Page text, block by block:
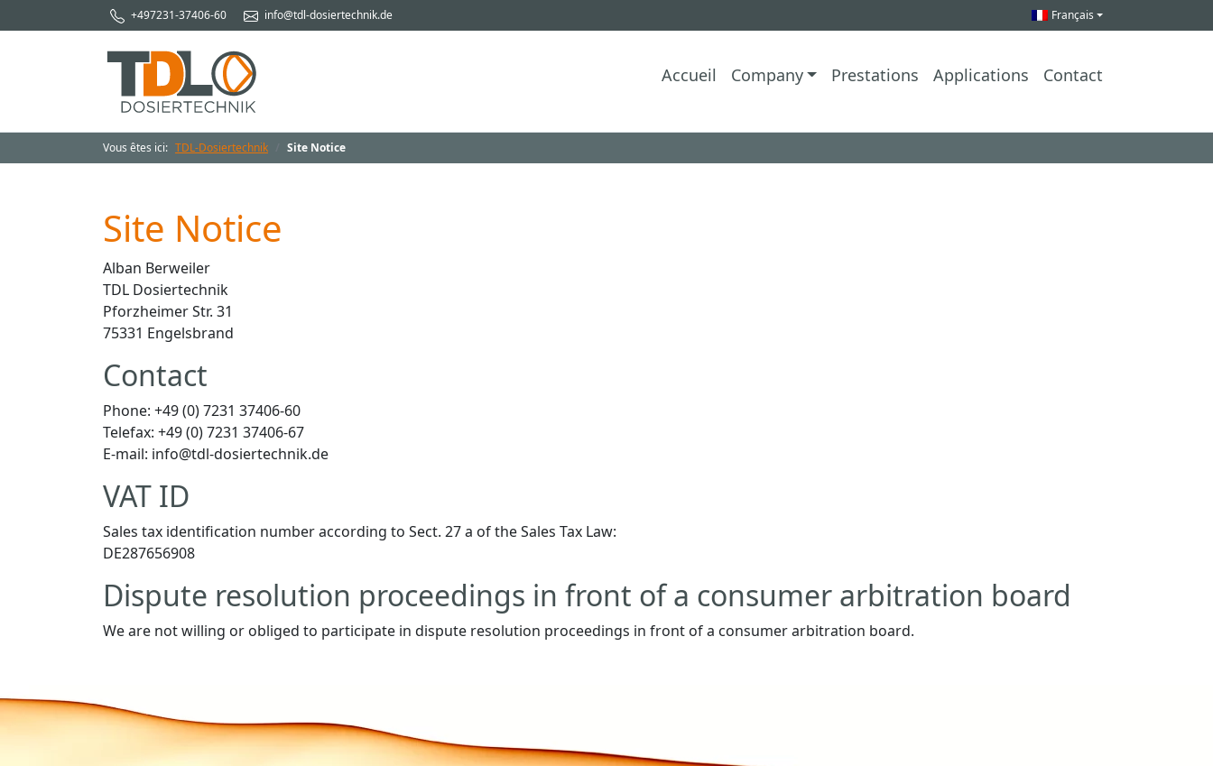
+497231-37406-60 info@tdl-dosiertechnik.de Français
Accueil Company Prestations Applications Contact
Vous êtes ici: TDL-Dosiertechnik Site Notice
Site Notice
Alban Berweiler
TDL Dosiertechnik
Pforzheimer Str. 31
75331 Engelsbrand
Contact
Phone: +49 (0) 7231 37406-60
Telefax: +49 (0) 7231 37406-67
E-mail: info@tdl-dosiertechnik.de
VAT ID
Sales tax identification number according to Sect. 27 a of the Sales Tax Law:
DE287656908
Dispute resolution proceedings in front of a consumer arbitration board
We are not willing or obliged to participate in dispute resolution proceedings in front of a consumer arbitration board.